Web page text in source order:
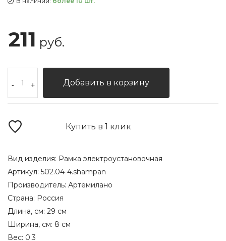
211 руб.
- + Добавить в корзину
Купить в 1 клик
Вид изделия: Рамка электроустановочная
Артикул: 502.04-4.shampan
Производитель: Артемилано
Страна: Россия
Длина, см: 29 см
Ширина, см: 8 см
Вес: 0.3